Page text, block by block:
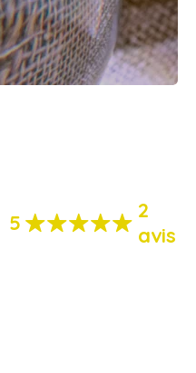
5
2
avis